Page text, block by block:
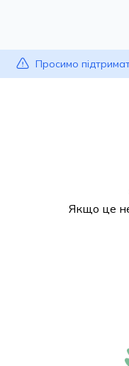
Просимо
Якщо це